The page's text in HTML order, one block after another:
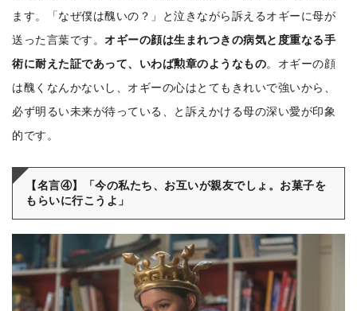
ます。「なぜ僕は醜いの？」と泣きながら訴えるオギーに母が
送った言葉です。オギーの顔は生まれつきの病気と度重なる手
術に耐えた証であって、いわば勲章のようなもの。オギーの顔
は醜くなんかないし、オギーの心はとてもきれいで強いから、
必ず明るい未来が待っている、と訴えかける母の深い愛が印象
的です。
【名言④】「今の私たち、お互いが親友でしょ。お菓子を
もらいに行こうよ」